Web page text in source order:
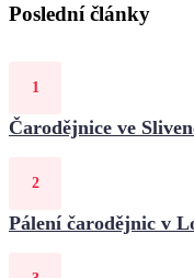
Poslední články
Čarodějnice ve
Pálení čarodějnic v